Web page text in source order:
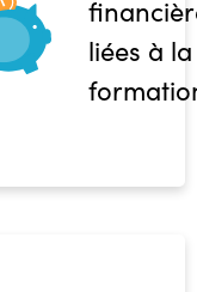
liées à la